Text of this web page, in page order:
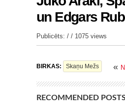
un Edgars
Publicēts: / / 1075 views
BIRKAS: Skaņu Mežs «
RECOMMENDED